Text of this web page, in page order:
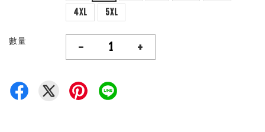
4XL
5XL
數量 - +